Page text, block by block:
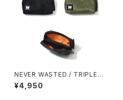
NEVER WASTED / TRIPLEY
ES（MA-1）
¥4,950